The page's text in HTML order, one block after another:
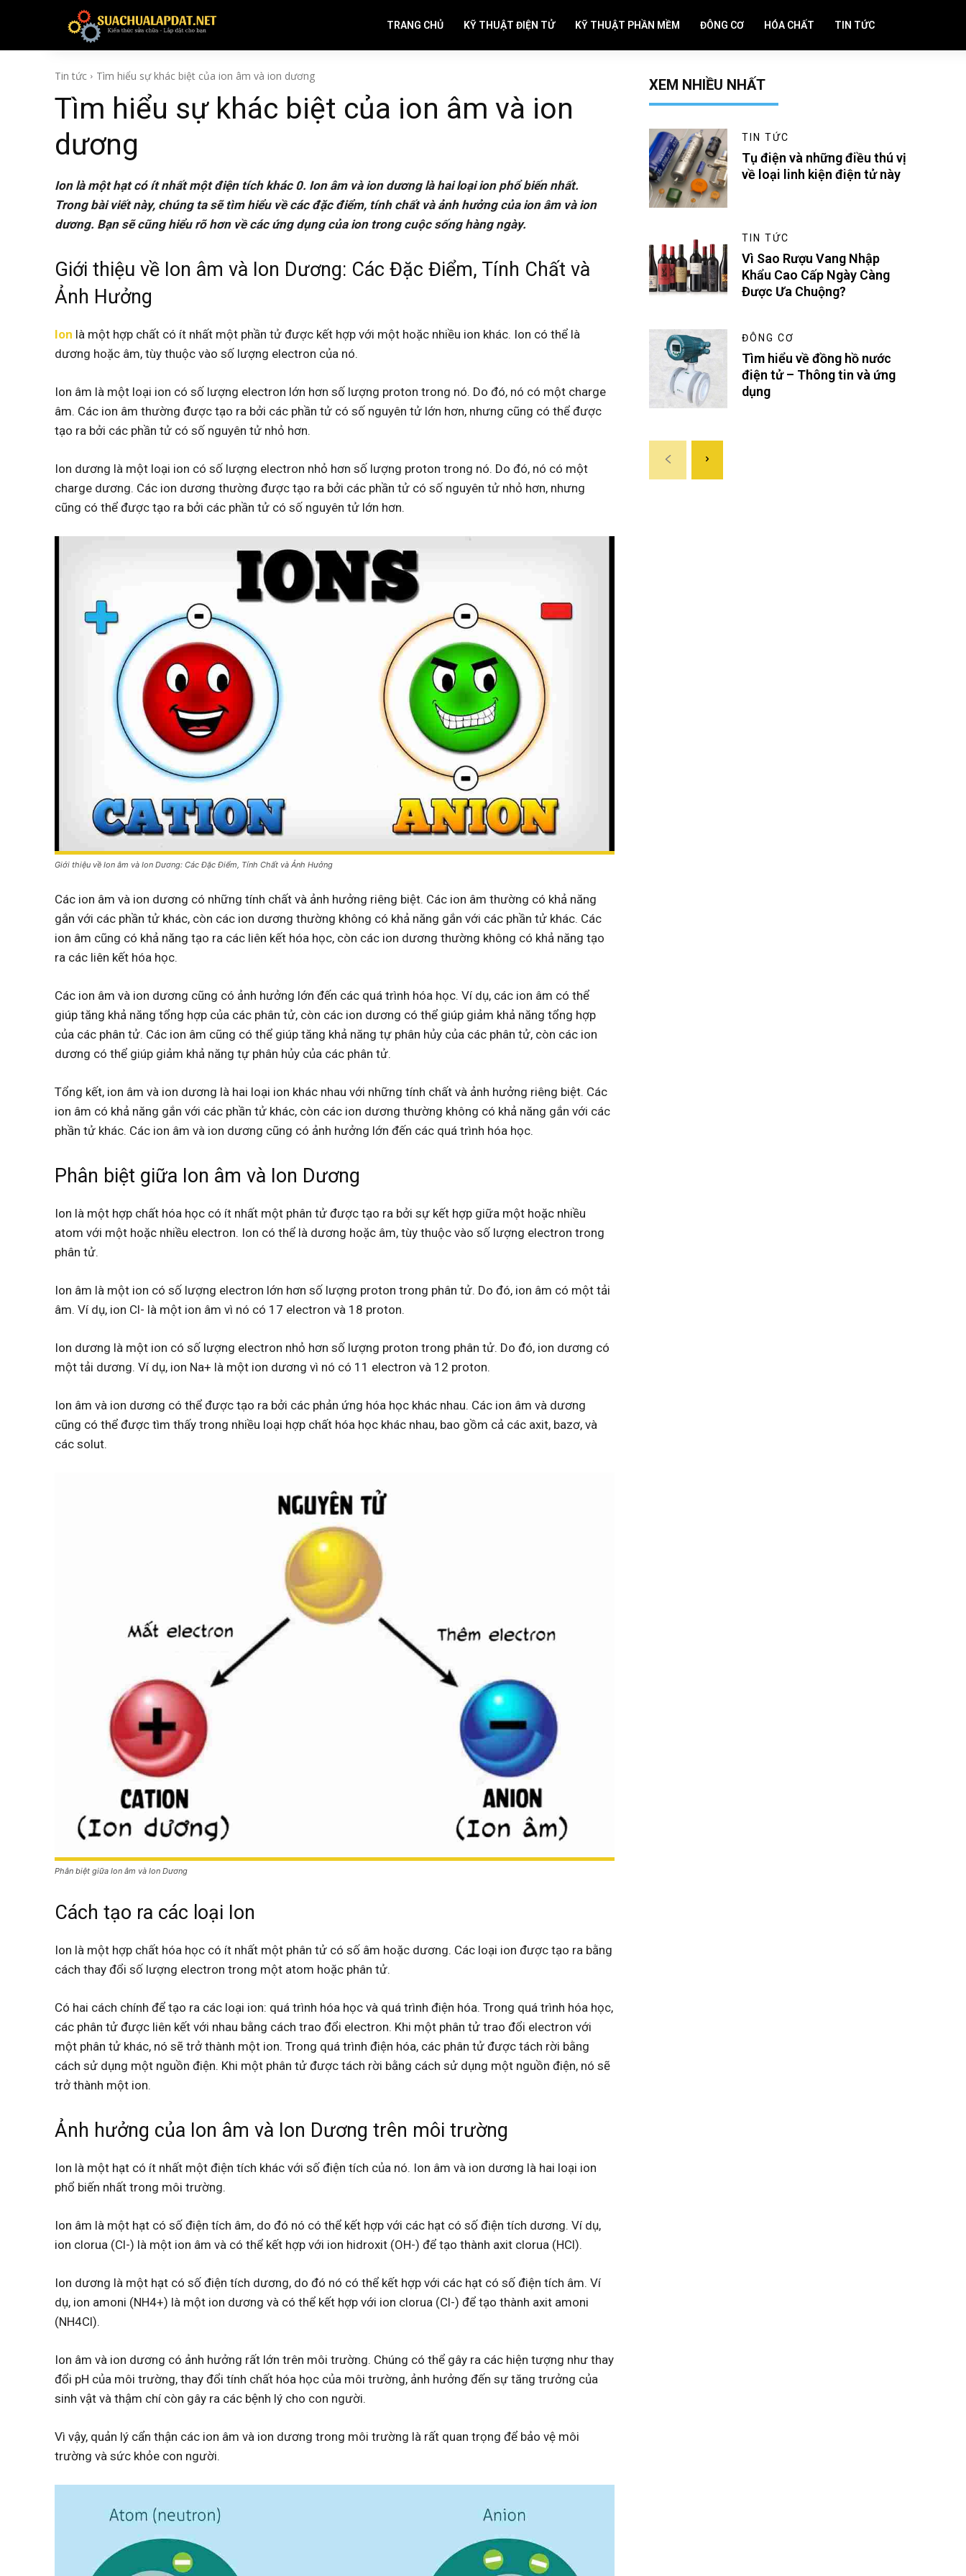
TRANG CHỦ KỸ THUẬT ĐIỆN TỬ KỸ THUẬT PHẦN MỀM ĐÔNG CƠ HÓA CHẤT TIN TỨC
TIN TỨC
Tin tức Tìm hiểu sự khác biệt của ion âm và ion dương
Tìm hiểu sự khác biệt của ion âm và ion
dương
Ion là một hạt có ít nhất một điện tích khác 0. Ion âm và ion dương là hai loại ion phổ biến nhất.
Trong bài viết này, chúng ta sẽ tìm hiểu về các đặc điểm, tính chất và ảnh hưởng của ion âm và ion
dương. Bạn sẽ cũng hiểu rõ hơn về các ứng dụng của ion trong cuộc sống hàng ngày.
Giới thiệu về Ion âm và Ion Dương: Các Đặc Điểm, Tính Chất và
Ảnh Hưởng
Ion là một hợp chất có ít nhất một phần tử được kết hợp với một hoặc nhiều ion khác. Ion có thể là
dương hoặc âm, tùy thuộc vào số lượng electron của nó.
Ion âm là một loại ion có số lượng electron lớn hơn số lượng proton trong nó. Do đó, nó có một charge
âm. Các ion âm thường được tạo ra bởi các phần tử có số nguyên tử lớn hơn, nhưng cũng có thể được
tạo ra bởi các phần tử có số nguyên tử nhỏ hơn.
Ion dương là một loại ion có số lượng electron nhỏ hơn số lượng proton trong nó. Do đó, nó có một
charge dương. Các ion dương thường được tạo ra bởi các phần tử có số nguyên tử nhỏ hơn, nhưng
cũng có thể được tạo ra bởi các phần tử có số nguyên tử lớn hơn.
Giới thiệu về Ion âm và Ion Dương: Các Đặc Điểm, Tính Chất và Ảnh Hưởng
Các ion âm và ion dương có những tính chất và ảnh hưởng riêng biệt. Các ion âm thường có khả năng
gắn với các phần tử khác, còn các ion dương thường không có khả năng gắn với các phần tử khác. Các
ion âm cũng có khả năng tạo ra các liên kết hóa học, còn các ion dương thường không có khả năng tạo
ra các liên kết hóa học.
Các ion âm và ion dương cũng có ảnh hưởng lớn đến các quá trình hóa học. Ví dụ, các ion âm có thể
giúp tăng khả năng tổng hợp của các phân tử, còn các ion dương có thể giúp giảm khả năng tổng hợp
của các phân tử. Các ion âm cũng có thể giúp tăng khả năng tự phân hủy của các phân tử, còn các ion
dương có thể giúp giảm khả năng tự phân hủy của các phân tử.
Tổng kết, ion âm và ion dương là hai loại ion khác nhau với những tính chất và ảnh hưởng riêng biệt. Các
ion âm có khả năng gắn với các phần tử khác, còn các ion dương thường không có khả năng gắn với các
phần tử khác. Các ion âm và ion dương cũng có ảnh hưởng lớn đến các quá trình hóa học.
Phân biệt giữa Ion âm và Ion Dương
Ion là một hợp chất hóa học có ít nhất một phân tử được tạo ra bởi sự kết hợp giữa một hoặc nhiều
atom với một hoặc nhiều electron. Ion có thể là dương hoặc âm, tùy thuộc vào số lượng electron trong
phân tử.
Ion âm là một ion có số lượng electron lớn hơn số lượng proton trong phân tử. Do đó, ion âm có một tải
âm. Ví dụ, ion Cl- là một ion âm vì nó có 17 electron và 18 proton.
Ion dương là một ion có số lượng electron nhỏ hơn số lượng proton trong phân tử. Do đó, ion dương có
một tải dương. Ví dụ, ion Na+ là một ion dương vì nó có 11 electron và 12 proton.
Ion âm và ion dương có thể được tạo ra bởi các phản ứng hóa học khác nhau. Các ion âm và dương
cũng có thể được tìm thấy trong nhiều loại hợp chất hóa học khác nhau, bao gồm cả các axit, bazơ, và
các solut.
Phân biệt giữa Ion âm và Ion Dương
Cách tạo ra các loại Ion
Ion là một hợp chất hóa học có ít nhất một phân tử có số âm hoặc dương. Các loại ion được tạo ra bằng
cách thay đổi số lượng electron trong một atom hoặc phân tử.
Có hai cách chính để tạo ra các loại ion: quá trình hóa học và quá trình điện hóa. Trong quá trình hóa học,
các phân tử được liên kết với nhau bằng cách trao đổi electron. Khi một phân tử trao đổi electron với
một phân tử khác, nó sẽ trở thành một ion. Trong quá trình điện hóa, các phân tử được tách rời bằng
cách sử dụng một nguồn điện. Khi một phân tử được tách rời bằng cách sử dụng một nguồn điện, nó sẽ
trở thành một ion.
Ảnh hưởng của Ion âm và Ion Dương trên môi trường
Ion là một hạt có ít nhất một điện tích khác với số điện tích của nó. Ion âm và ion dương là hai loại ion
phổ biến nhất trong môi trường.
Ion âm là một hạt có số điện tích âm, do đó nó có thể kết hợp với các hạt có số điện tích dương. Ví dụ,
ion clorua (Cl-) là một ion âm và có thể kết hợp với ion hidroxit (OH-) để tạo thành axit clorua (HCl).
Ion dương là một hạt có số điện tích dương, do đó nó có thể kết hợp với các hạt có số điện tích âm. Ví
dụ, ion amoni (NH4+) là một ion dương và có thể kết hợp với ion clorua (Cl-) để tạo thành axit amoni
(NH4Cl).
Ion âm và ion dương có ảnh hưởng rất lớn trên môi trường. Chúng có thể gây ra các hiện tượng như thay
đổi pH của môi trường, thay đổi tính chất hóa học của môi trường, ảnh hưởng đến sự tăng trưởng của
sinh vật và thậm chí còn gây ra các bệnh lý cho con người.
Vì vậy, quản lý cẩn thận các ion âm và ion dương trong môi trường là rất quan trọng để bảo vệ môi
trường và sức khỏe con người.
XEM NHIỀU NHẤT
TIN TỨC
Tụ điện và những điều thú vị
về loại linh kiện điện tử này
TIN TỨC
Vì Sao Rượu Vang Nhập
Khẩu Cao Cấp Ngày Càng
Được Ưa Chuộng?
ĐÔNG CƠ
Tìm hiểu về đồng hồ nước
điện tử – Thông tin và ứng
dụng